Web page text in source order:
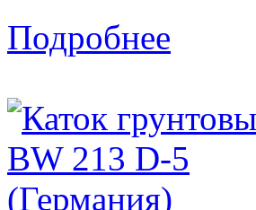
Подробнее